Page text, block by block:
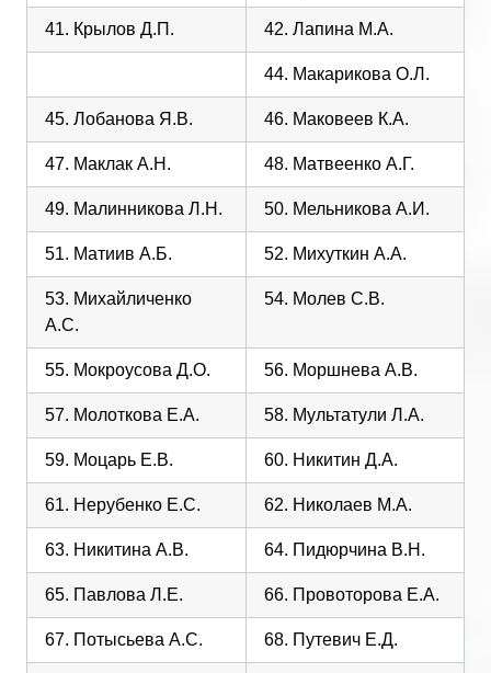
41. Крылов Д.П. 42. Лапина М.А.
44. Макарикова О.Л.
45. Лобанова Я.В. 46. Маковеев К.А.
47. Маклак А.Н. 48. Матвеенко А.Г.
49. Малинникова Л.Н. 50. Мельникова А.И.
51. Матиив А.Б. 52. Михуткин А.А.
53. Михайличенко
А.С.
54. Молев С.В.
55. Мокроусова Д.О. 56. Моршнева А.В.
57. Молоткова Е.А. 58. Мультатули Л.А.
59. Моцарь Е.В. 60. Никитин Д.А.
61. Нерубенко Е.С. 62. Николаев М.А.
63. Никитина А.В. 64. Пидюрчина В.Н.
65. Павлова Л.Е. 66. Провоторова Е.А.
67. Потысьева А.С. 68. Путевич Е.Д.